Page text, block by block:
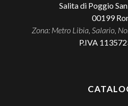
Salita di Poggio
00199
Zona: Metro Libia, Salario,
P.IVA